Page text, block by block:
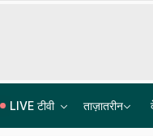
LIVE टीवी ताज़ातरीन